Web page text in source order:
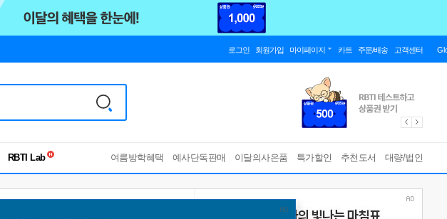
로그인 회원가입 마이페이지 카트 주문/배송 고객센터
RBTI Lab
독서유형검사
여름방학혜택 예사단독판매 이달의사은품 특가할인 추천도서 대량/법인